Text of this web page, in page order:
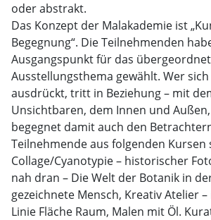
oder abstrakt.
Das Konzept der Malakademie ist
Begegnung“. Die Teilnehmenden
Ausgangspunkt für das
Ausstellungsthema gewählt. Wer
ausdrückt, tritt in Beziehung – mit
Unsicht­baren, dem Innen und
begegnet damit auch den
Teilnehmende aus folgenden Kursen
Collage/Cyanotypie – historischer
nah dran – Die Welt der Botanik in
gezeichnete Mensch, Kreativ Atelier
Linie Fläche Raum, Malen mit Öl.